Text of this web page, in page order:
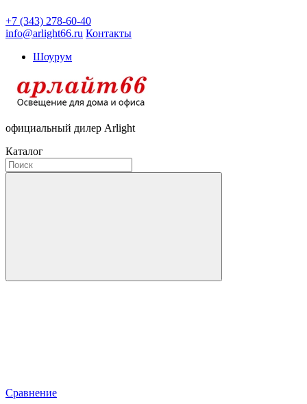
+7 (343) 278-60-40
info@arlight66.ru Контакты
Шоурум
официальный дилер Arlight
Каталог
Сравнение